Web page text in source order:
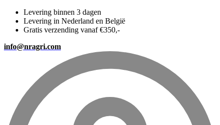
Levering binnen 3 dagen
Levering in Nederland en België
Gratis verzending vanaf €350,-
info@nragri.com